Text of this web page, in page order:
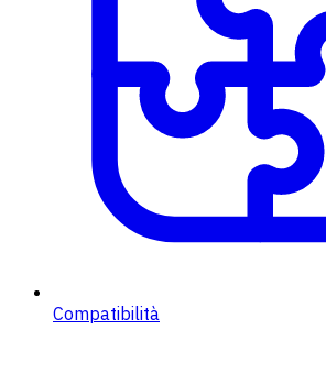
Compatibilità